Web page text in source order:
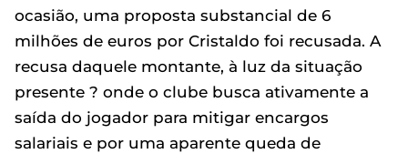
ocasião, uma proposta substancial de 6
milhões de euros por Cristaldo foi recusada. A
recusa daquele montante, à luz da situação
presente ? onde o clube busca ativamente a
saída do jogador para mitigar encargos
salariais e por uma aparente queda de